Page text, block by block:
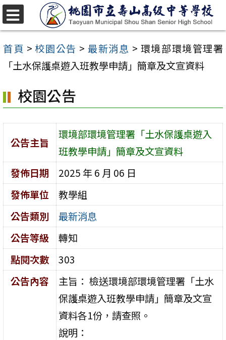
跳
至
主
容
區
首頁 >校園公告 >最新消息 > 環境部環境管理署
「土水保護桌遊入班教學申請」簡章及文宣資料
校園公告
公告主旨
環境部環境管理署「土水保護桌遊入
班教學申請」簡章及文宣資料
發佈日期
2025 年 6 月 06 日
發佈單位
教學組
公告類別
最新消息
公告等級
轉知
點閱次數
303
公告內容
主旨： 檢送環境部環境管理署「土水
保護桌遊入班教學申請」簡章及文宣
資料各1份，請查照。
說明：
選
單